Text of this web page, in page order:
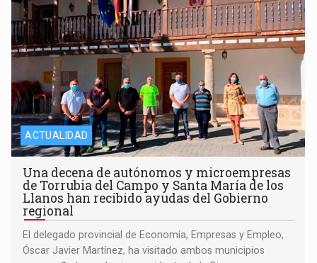
ACTUALIDAD
Una decena de autónomos y microempresas
de Torrubia del Campo y Santa María de los
Llanos han recibido ayudas del Gobierno
regional
El delegado provincial de Economía, Empresas y Empleo,
Óscar Javier Martínez, ha visitado ambos municipios